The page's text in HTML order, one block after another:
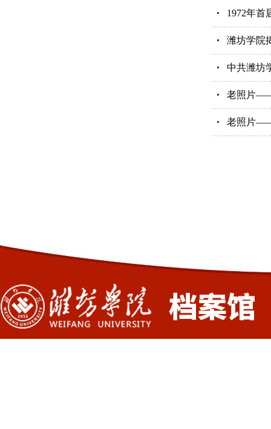
1972年首
潍坊学院
中共潍坊
老照片
老照片